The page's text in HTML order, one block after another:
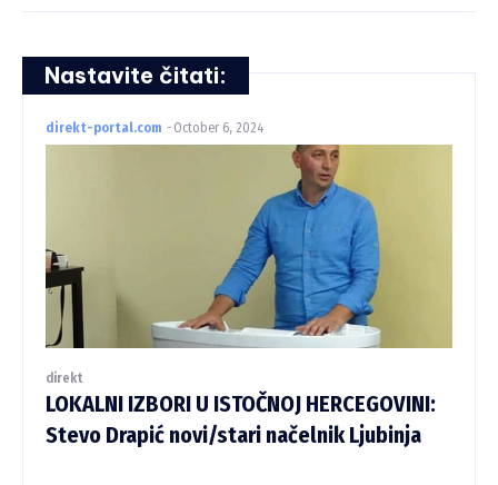
Nastavite čitati:
direkt-portal.com - October 6, 2024
direkt
LOKALNI IZBORI U ISTOČNOJ HERCEGOVINI:
Stevo Drapić novi/stari načelnik Ljubinja